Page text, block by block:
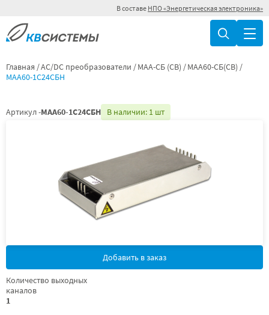
В составе НПО «Энергетическая электроника»
Главная AC/DC преобразователи МАА-СБ (СВ)
МАА60-СБ(СВ)
МАА60-1С24СБН
Артикул -МАА60-1С24СБН В наличии: 1 шт
Добавить в заказ
Количество выходных
каналов
1